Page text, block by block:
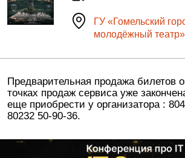
ГУ «Гомельский
молодёжный театр»
Предварительная продажа билетов
точках продаж сервиса уже
еще приобрести у организатора :
80232 50-90-36.